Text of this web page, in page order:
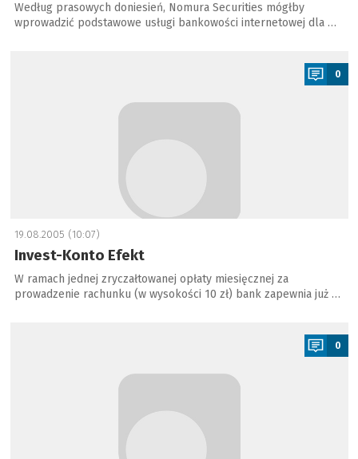
Według prasowych doniesień, Nomura Securities mógłby
wprowadzić podstawowe usługi bankowości internetowej dla …
0
19.08.2005 (10:07)
Invest-Konto Efekt
W ramach jednej zryczałtowanej opłaty miesięcznej za
prowadzenie rachunku (w wysokości 10 zł) bank zapewnia już …
0